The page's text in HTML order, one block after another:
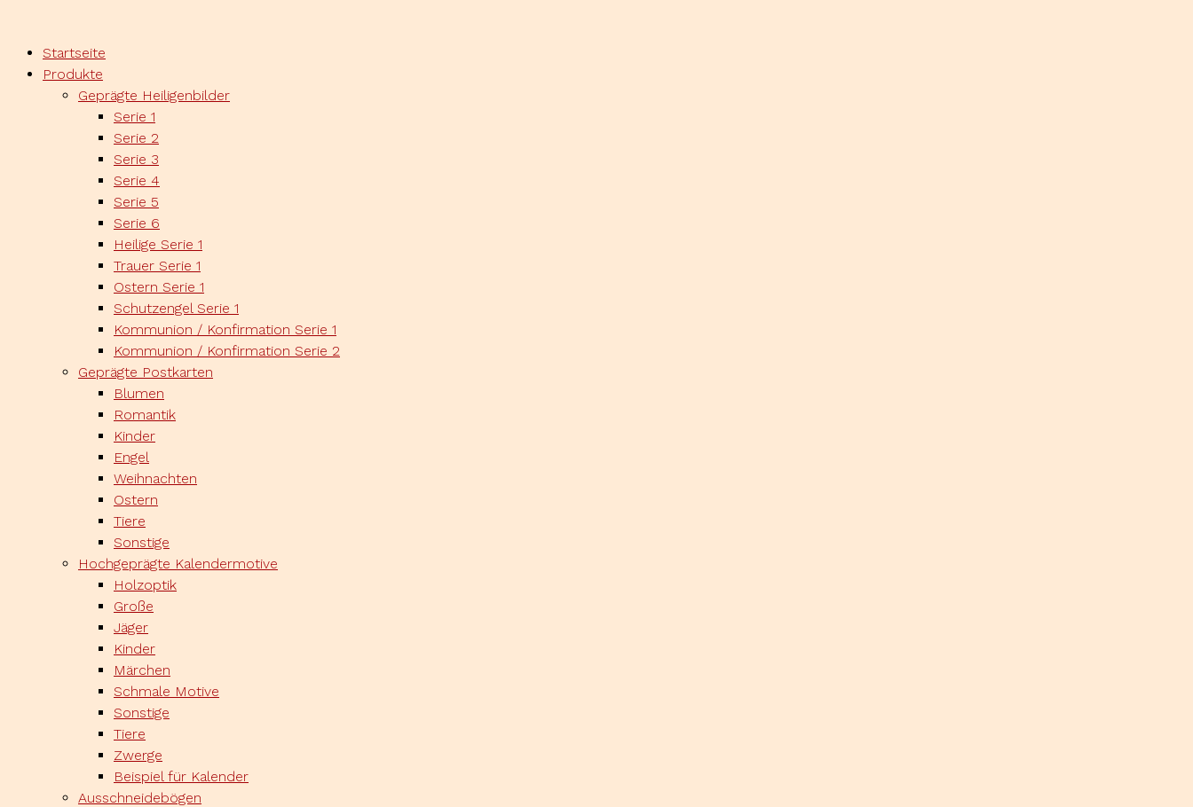
springenStartseite
Produkte
Geprägte Heiligenbilder
Serie 1
Serie 2
Serie 3
Serie 4
Serie 5
Serie 6
Heilige Serie 1
Trauer Serie 1
Ostern Serie 1
Schutzengel Serie 1
Kommunion / Konfirmation Serie 1
Kommunion / Konfirmation Serie 2
Geprägte Postkarten
Blumen
Romantik
Kinder
Engel
Weihnachten
Ostern
Tiere
Sonstige
Hochgeprägte Kalendermotive
Holzoptik
Große
Jäger
Kinder
Märchen
Schmale Motive
Sonstige
Tiere
Zwerge
Beispiel für Kalender
Ausschneidebögen